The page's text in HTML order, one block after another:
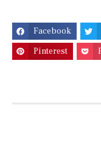
Facebook
Pinterest